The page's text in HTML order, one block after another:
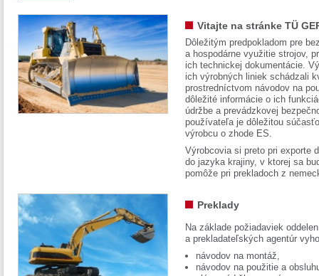
Vitajte na stránke TÜ
Dôležitým predpokladom pre
a hospodárne využitie strojov,
ich technickej dokumentácie.
ich výrobných liniek schádzali
prostredníctvom návodov na
dôležité informácie o ich
údržbe a prevádzkovej
používateľa je dôležitou
výrobcu o zhode ES.
Výrobcovia si preto pri exporte
do jazyka krajiny, v ktorej sa
pomôže pri prekladoch z
Preklady
Na základe požiadaviek
a prekladateľských agentúr
návodov na montáž,
návodov na použitie a